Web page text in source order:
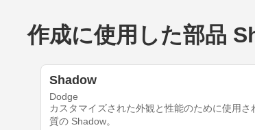
作成に使用した部品
Shadow
Dodge
カスタマイズされた外観と性能のために使用さ
質の Shadow。